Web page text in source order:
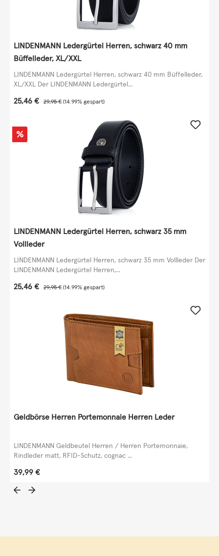
LINDENMANN Ledergürtel Herren, schwarz 40 mm
Büffelleder, XL/XXL
LINDENMANN Ledergürtel Herren, schwarz 40 mm Büffelleder,
XL/XXL Der LINDENMANN Ledergürtel...
Verkaufspreis:
25,46 € Regulärer Preis:
29,95 € (14.99% gespart)
Rabatt
%
LINDENMANN Ledergürtel Herren, schwarz 35 mm
Vollleder
LINDENMANN Ledergürtel Herren, schwarz 35 mm Vollleder Der
LINDENMANN Ledergürtel Herren,...
Verkaufspreis:
25,46 € Regulärer Preis:
29,95 € (14.99% gespart)
Geldbörse Herren Portemonnaie Herren Leder
LINDENMANN Geldbeutel Herren / Herren Portemonnaie,
Rindleder matt, RFID-Schutz, cognac ...
Regulärer Preis:
39,99 €